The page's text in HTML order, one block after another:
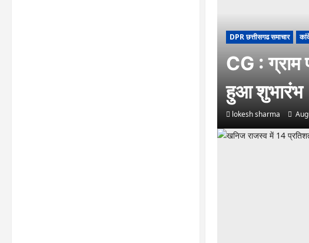
DPR छत्तीसगढ समाचार
CG : ग्राम
हुआ शुभारंभ
lokesh sharma